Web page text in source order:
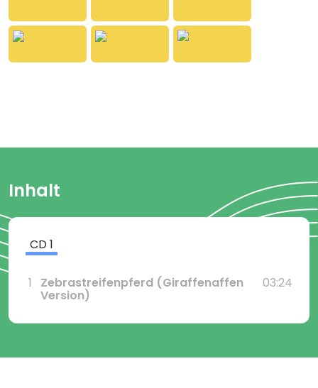
„Zebrastreifenpferd“ des bayerischen
Liedermachers Oimara, den man auch von seinem
Mega-Hit "Wackelkontakt" kennt, in einer
Giraffenaffen-Version. Der kreative Ohrwurm mit
Inhalt
CD1
1 Zebrastreifenpferd (Giraffenaffen
Version)
03:24